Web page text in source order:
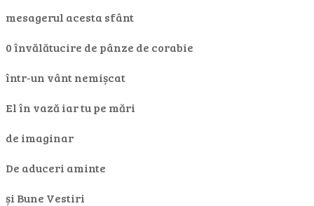
mesagerul acesta sfânt
0 învălătucire de pânze de corabie
într-un vânt nemișcat
El în vază iar tu pe mări
de imaginar
De aduceri aminte
și Bune Vestiri